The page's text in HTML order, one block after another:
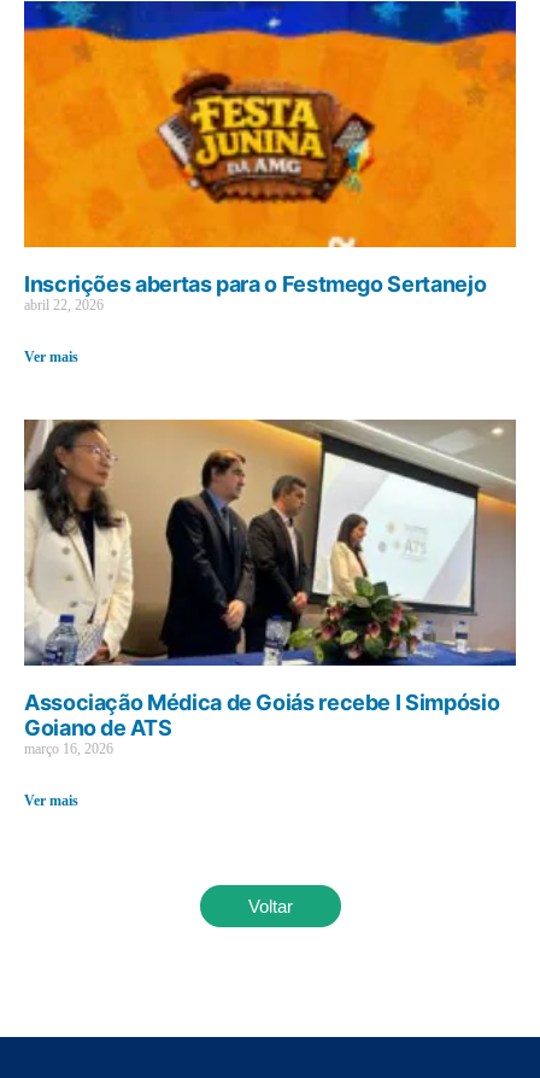
Inscrições abertas para o Festmego Sertanejo
abril 22, 2026
Ver mais
Associação Médica de Goiás recebe I Simpósio
Goiano de ATS
março 16, 2026
Ver mais
Voltar